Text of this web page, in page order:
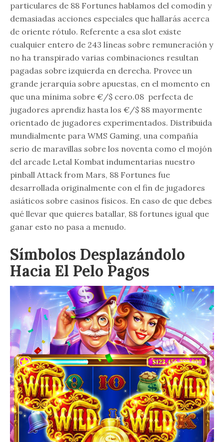
particulares de 88 Fortunes hablamos del comodín y
demasiadas acciones especiales que hallarás acerca
de oriente rótulo. Referente a esa slot existe
cualquier entero de 243 líneas sobre remuneración y
no ha transpirado varias combinaciones resultan
pagadas sobre izquierda en derecha. Provee un
grande jerarquía sobre apuestas, en el momento en
que una mínima sobre €/$ cero.08 perfecta de
jugadores aprendiz hasta los €/$ 88 mayormente
orientado de jugadores experimentados. Distribuida
mundialmente para WMS Gaming, una compañía
serio de maravillas sobre los noventa como el mojón
del arcade Letal Kombat indumentarias nuestro
pinball Attack from Mars, 88 Fortunes fue
desarrollada originalmente con el fin de jugadores
asiáticos sobre casinos físicos. En caso de que debes
qué llevar que quieres batallar, 88 fortunes igual que
ganar esto no pasa a menudo.
Símbolos Desplazándolo
Hacia El Pelo Pagos